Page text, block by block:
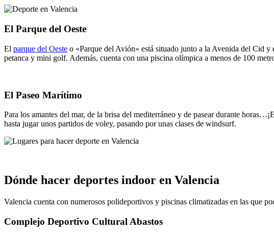
El Parque del Oeste
El parque del Oeste o «Parque del Avión» está situado junto a la Avenida del Cid
petanca y mini golf. Además, cuenta con una piscina olímpica a menos de 100
El Paseo Marítimo
Para los amantes del mar, de la brisa del mediterráneo y de pasear durante
hasta jugar unos partidos de voley, pasando por unas clases de windsurf.
Dónde hacer deportes indoor en Valencia
Valencia cuenta con numerosos polideportivos y piscinas climatizadas en las que
Complejo Deportivo Cultural Abastos